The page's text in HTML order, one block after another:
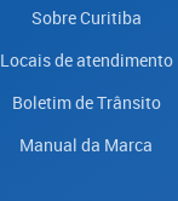
Sobre Curitiba
Locais de atendimento
Boletim de Trânsito
Manual da Marca